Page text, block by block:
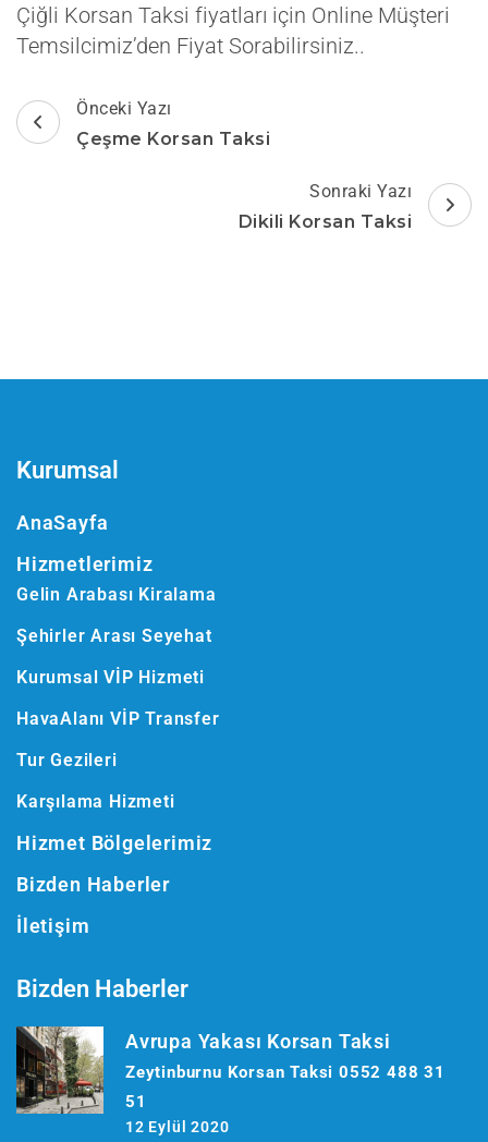
Çiğli Korsan Taksi fiyatları için Online Müşteri
Temsilcimiz’den Fiyat Sorabilirsiniz..
Yazı
dolaşımı
Önceki Yazı
Çeşme Korsan Taksi
Sonraki Yazı
Dikili Korsan Taksi
Kurumsal
AnaSayfa
Hizmetlerimiz
Gelin Arabası Kiralama
Şehirler Arası Seyehat
Kurumsal VİP Hizmeti
HavaAlanı VİP Transfer
Tur Gezileri
Karşılama Hizmeti
Hizmet Bölgelerimiz
Bizden Haberler
İletişim
Bizden Haberler
Avrupa Yakası Korsan Taksi
Zeytinburnu Korsan Taksi 0552 488 31
51
12 Eylül 2020